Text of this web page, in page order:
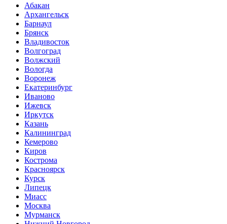
Абакан
Архангельск
Барнаул
Брянск
Владивосток
Волгоград
Волжский
Вологда
Воронеж
Екатеринбург
Иваново
Ижевск
Иркутск
Казань
Калининград
Кемерово
Киров
Кострома
Красноярск
Курск
Липецк
Миасс
Москва
Мурманск